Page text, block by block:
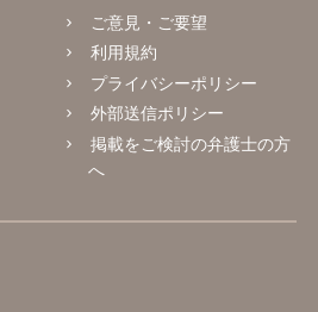
ご意見・ご要望
利用規約
プライバシーポリシー
外部送信ポリシー
掲載をご検討の弁護士の方
へ